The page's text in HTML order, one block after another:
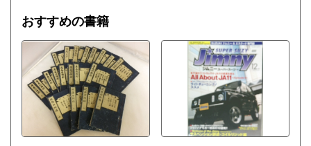
場合などお気軽にご相談ください。
-------------------------------------------
買取専用ダイヤル
050-3698-2626
-------------------------------------------
◎宅配買取◎
○30点より宅配送料無料
○梱包用ダンボールの無料送付可能
○買取金額の概算が知りたい方は、事前査定のサービスもぜひ
ご活用下さい。
おすすめの書籍